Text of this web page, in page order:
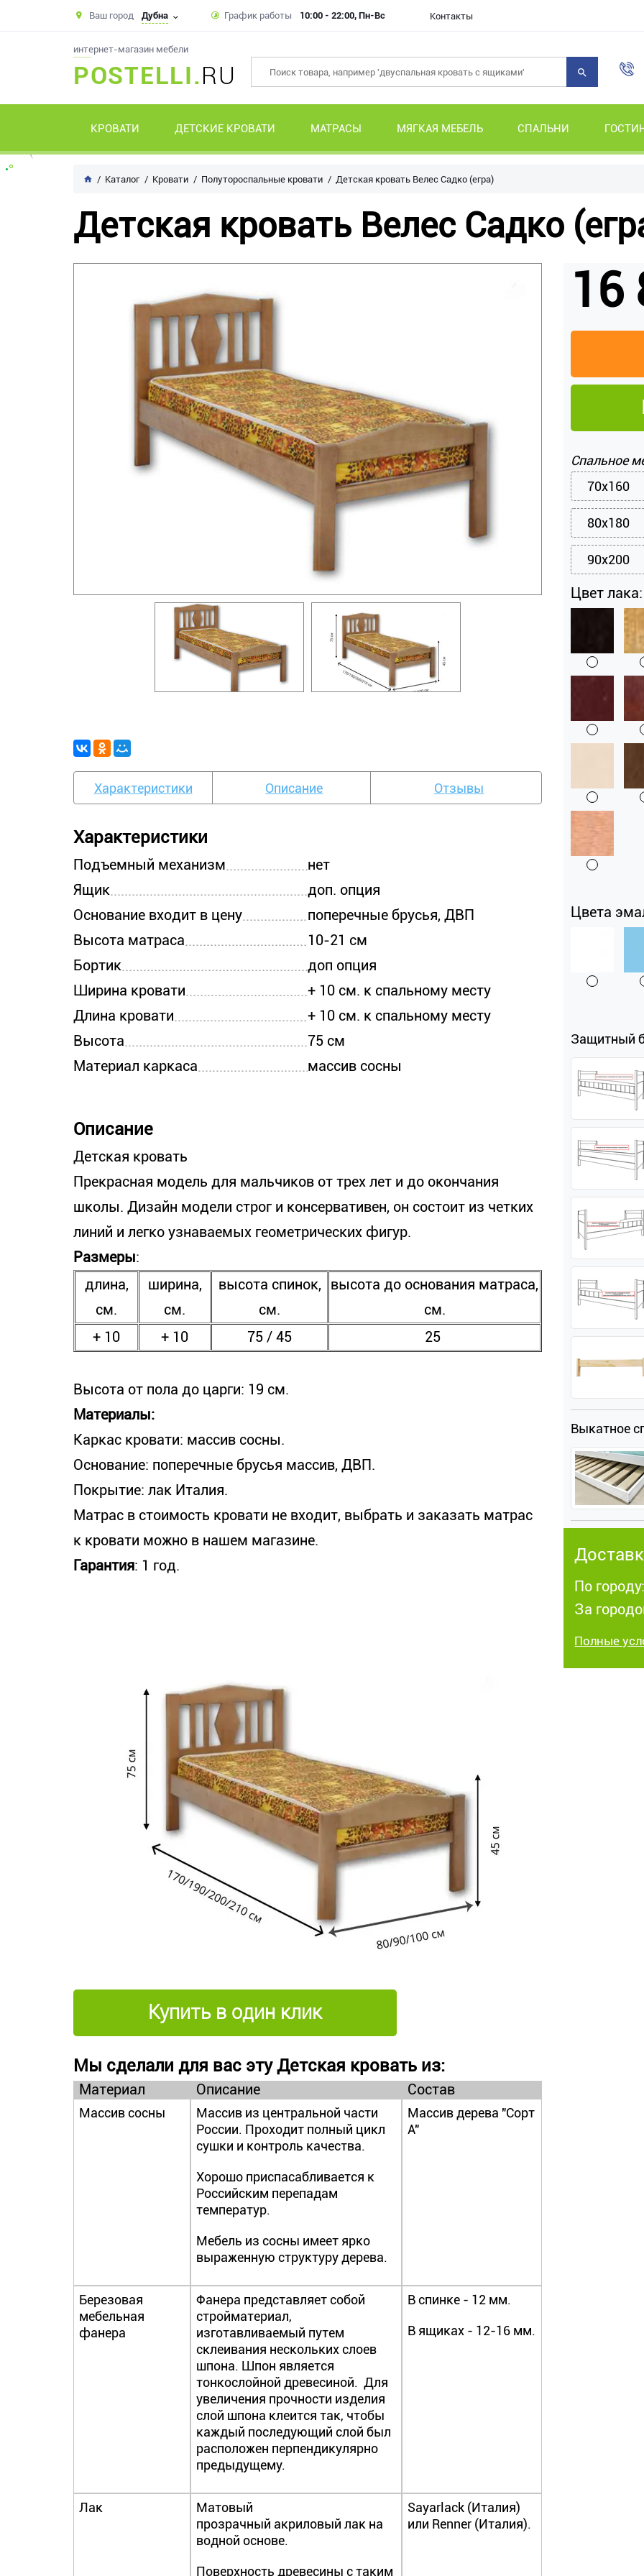
Ваш город Дубна График работы 10:00 - 22:00, Пн-Вс Контакты
интернет-магазин мебели
POSTELLI.RU
КРОВАТИ ДЕТСКИЕ КРОВАТИ МАТРАСЫ МЯГКАЯ МЕБЕЛЬ СПАЛЬНИ
Каталог Кровати Полутороспальные кровати Детская кровать Велес Садко (егра)
Детская кровать Велес Садко
Характеристики Описание Отзывы
Характеристики
Подъемный механизм
нет
Ящик
доп. опция
Основание входит в цену
поперечные брусья, ДВП
Высота матраса
10-21 см
Бортик
доп опция
Ширина кровати
+ 10 см. к спальному месту
Длина кровати
+ 10 см. к спальному месту
Высота
75 см
Материал каркаса
массив сосны
Описание
Детская кровать
Прекрасная модель для мальчиков от трех лет и до окончания
школы. Дизайн модели строг и консервативен, он состоит из четких
линий и легко узнаваемых геометрических фигур.
Размеры:
длина,
см.
ширина,
см.
высота спинок,
см.
высота до основания матраса,
см.
+ 10
+ 10 75 / 45 25
Высота от пола до царги: 19 см.
Материалы:
Каркас кровати: массив сосны.
Основание: поперечные брусья массив, ДВП.
Покрытие: лак Италия.
Матрас в стоимость кровати не входит, выбрать и заказать матрас
к кровати можно в нашем магазине.
Гарантия: 1 год.
Купить в один клик
Мы сделали для вас эту Детская кровать из:
Материал Описание Состав
Массив сосны
Массив из центральной части
России. Проходит полный цикл
сушки и контроль качества.
Хорошо приспасабливается к
Российским перепадам
температур.
Мебель из сосны имеет ярко
выраженную структуру дерева.
Массив дерева "Сорт
А"
Березовая
мебельная
фанера
Фанера представляет собой
стройматериал,
изготавливаемый путем
склеивания нескольких слоев
шпона. Шпон является
тонкослойной древесиной. Для
увеличения прочности изделия
слой шпона клеится так, чтобы
каждый последующий слой был
расположен перпендикулярно
предыдущему.
В спинке - 12 мм.
В ящиках - 12-16 мм.
Лак
Матовый
прозрачный акриловый лак на
водной основе.
Поверхность древесины с таким
Sayarlack (Италия)
или Renner (Италия).
16
Спальное
70x160
80x180
90x200
Цвет лака:
Цвета
Защитный
Выкатное
По
За
Полные